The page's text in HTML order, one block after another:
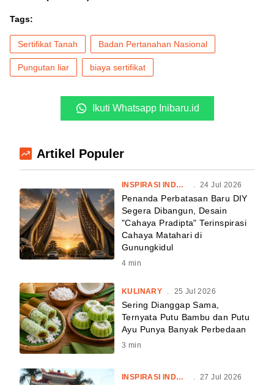
Tags:
Sertifikat Tanah Badan Pertanahan Nasional
Pungutan liar biaya sertifikat
Ikuti Whatsapp Inibaru.id
Artikel Populer
INSPIRASI INDONESIA . 24 Jul 2026
Penanda Perbatasan Baru DIY
Segera Dibangun, Desain
"Cahaya Pradipta" Terinspirasi
Cahaya Matahari di
Gunungkidul
4 min
KULINARY . 25 Jul 2026
Sering Dianggap Sama,
Ternyata Putu Bambu dan Putu
Ayu Punya Banyak Perbedaan
3 min
INSPIRASI INDONESIA . 27 Jul 2026